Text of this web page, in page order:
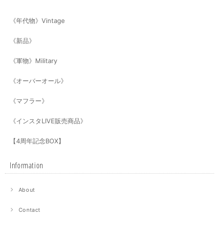
《年代物》Vintage
《新品》
《軍物》Military
《オーバーオール》
《マフラー》
《インスタLIVE販売商品》
【4周年記念BOX】
Information
About
Contact